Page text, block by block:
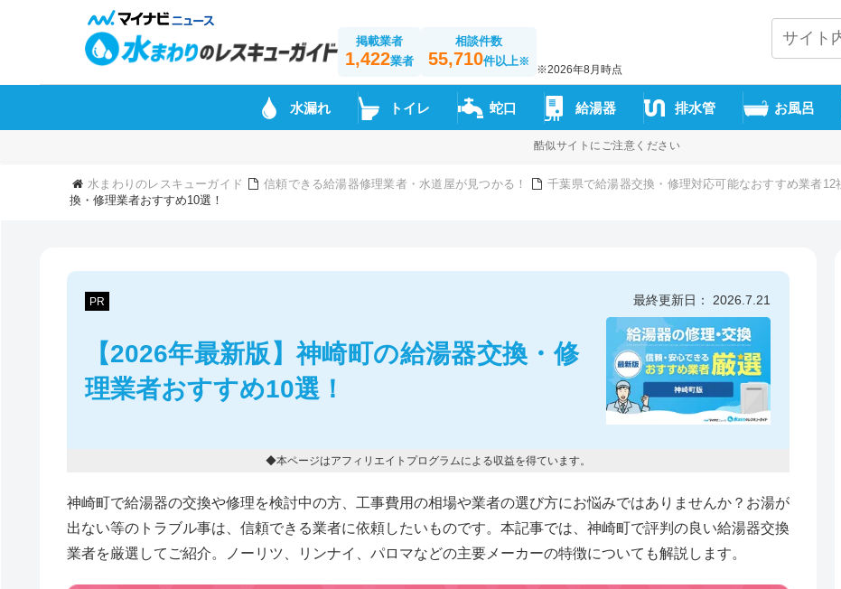
掲載業者
1,422業者
相談件数
55,710件以上※
※2026年8月時点
水漏れ トイレ 蛇口 給湯器 排水管 お風呂
酷似サイトにご注意ください
水まわりのレスキューガイド 信頼できる給湯器修理業者・水道屋が見つかる！ 千葉県で給湯器交換・修理対応可能なおすすめ業者12
換・修理業者おすすめ10選！
PR
【2026年最新版】神崎町の給湯器交換・修
理業者おすすめ10選！
最終更新日： 2026.7.21
◆本ページはアフィリエイトプログラムによる収益を得ています。
神崎町で給湯器の交換や修理を検討中の方、工事費用の相場や業者の選び方にお悩みではありませんか？お湯が
出ない等のトラブル事は、信頼できる業者に依頼したいものです。本記事では、神崎町で評判の良い給湯器交換
業者を厳選してご紹介。ノーリツ、リンナイ、パロマなどの主要メーカーの特徴についても解説します。